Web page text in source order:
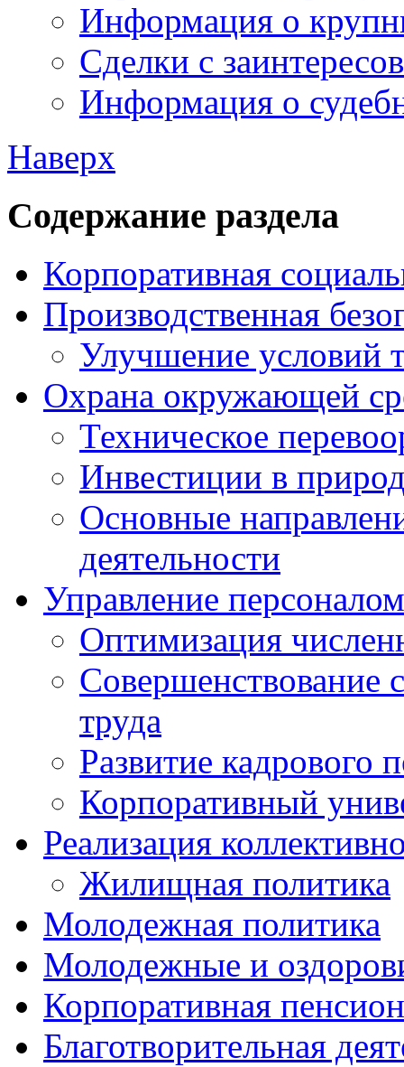
Информация о
Сделки с
Информация о
Наверх
Содержание раздела
Корпоративная
Производственная
Улучшение условий
Охрана окружающей
Техническое
Инвестиции в
Основные
деятельности
Управление персоналом
Оптимизация
Совершенствование
труда
Развитие кадрового
Корпоративный
Реализация
Жилищная политика
Молодежная политика
Молодежные и
Корпоративная
Благотворительная